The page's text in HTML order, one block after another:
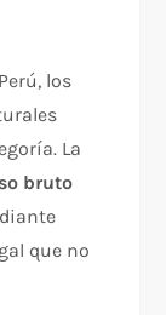
los
La
bruto
que no